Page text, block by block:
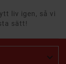
liv igen, så vi
sätt!
